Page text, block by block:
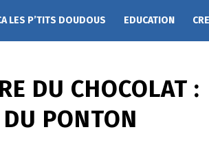
LES P’TITS DOUDOUS EDUCATION
DU CHOCOLAT :
PONTON